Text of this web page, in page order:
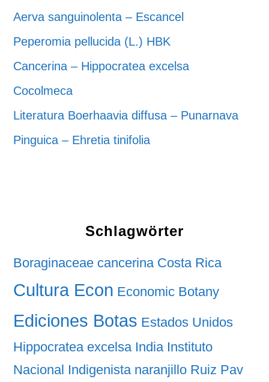
Aerva sanguinolenta – Escancel
Peperomia pellucida (L.) HBK
Cancerina – Hippocratea excelsa
Cocolmeca
Literatura Boerhaavia diffusa – Punarnava
Pinguica – Ehretia tinifolia
Schlagwörter
Boraginaceae cancerina Costa Rica
Cultura Econ Economic Botany
Ediciones Botas Estados Unidos
Hippocratea excelsa India Instituto
Nacional Indigenista naranjillo Ruiz Pav